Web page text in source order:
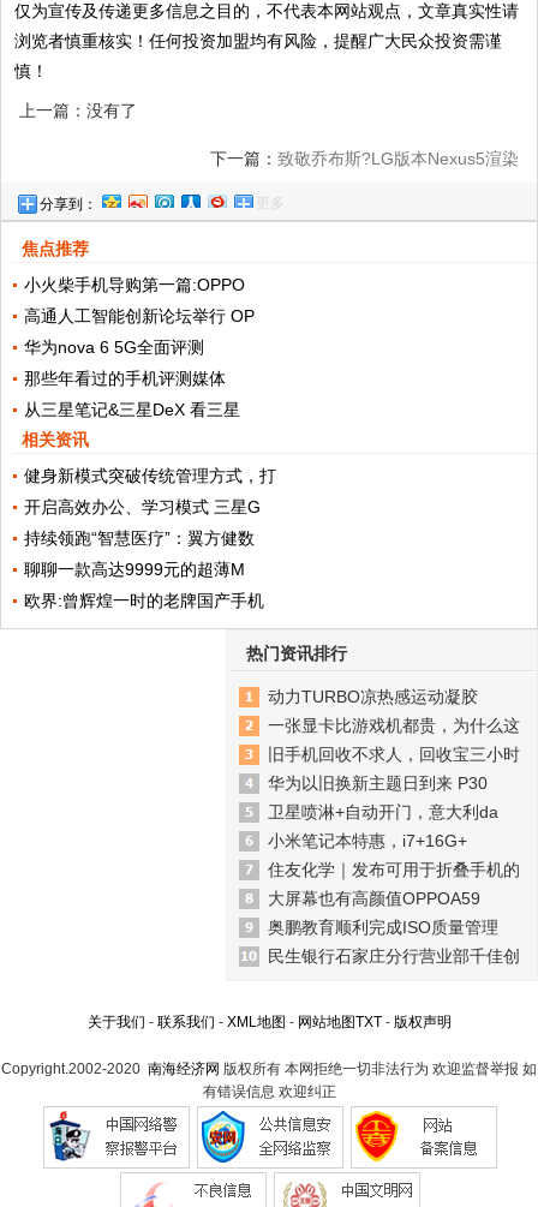
仅为宣传及传递更多信息之目的，不代表本网站观点，文章真实性请
浏览者慎重核实！任何投资加盟均有风险，提醒广大民众投资需谨
慎！
上一篇：没有了
下一篇： 致敬乔布斯?LG版本Nexus5渲染
分享到： 更多
焦点推荐
小火柴手机导购第一篇:OPPO
高通人工智能创新论坛举行 OP
华为nova 6 5G全面评测
那些年看过的手机评测媒体
从三星笔记&三星DeX 看三星
相关资讯
健身新模式突破传统管理方式，打
开启高效办公、学习模式 三星G
持续领跑“智慧医疗”：翼方健数
聊聊一款高达9999元的超薄M
欧界:曾辉煌一时的老牌国产手机
热门资讯排行
动力TURBO凉热感运动凝胶
一张显卡比游戏机都贵，为什么这
旧手机回收不求人，回收宝三小时
华为以旧换新主题日到来 P30
卫星喷淋+自动开门，意大利da
小米笔记本特惠，i7+16G+
住友化学｜发布可用于折叠手机的
大屏幕也有高颜值OPPOA59
奥鹏教育顺利完成ISO质量管理
民生银行石家庄分行营业部千佳创
关于我们 - 联系我们 - XML地图 - 网站地图TXT- 版权声明
Copyright.2002-2020 南海经济网 版权所有 本网拒绝一切非法行为 欢迎监督举报 如
有错误信息 欢迎纠正